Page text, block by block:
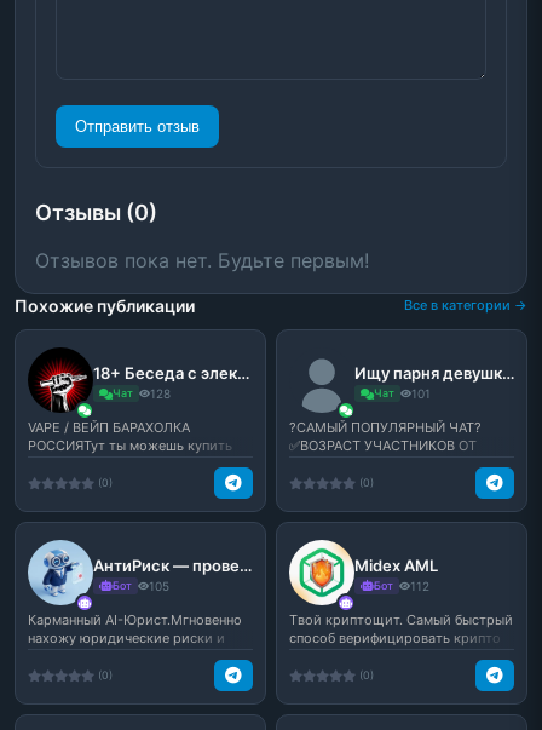
Отправить отзыв
Отзывы (0)
Отзывов пока нет. Будьте первым!
Похожие публикации Все в категории →
18+ Беседа с электро-дудками с:
Чат 128
VAPE / ВЕЙП БАРАХОЛКА
РОССИЯТут ты можешь купить
или продать свой любимый вей...
(0)
Ищу парня девушку друзей подруг
Чат 101
?САМЫЙ ПОПУЛЯРНЫЙ ЧАТ?
✅ВОЗРАСТ УЧАСТНИКОВ ОТ
♻️Флуд -... (0)
АнтиРиск — проверка договоров
Бот 105
Карманный AI-Юрист.Мгновенно
нахожу юридические риски и
(0)
Midex AML
Бот 112
Tвой криптощит. Самый быстрый
способ верифицировать крипто
(0)